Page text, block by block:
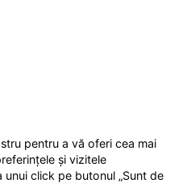
pentru a vă oferi cea mai
și vizitele
click pe butonul „Sunt de